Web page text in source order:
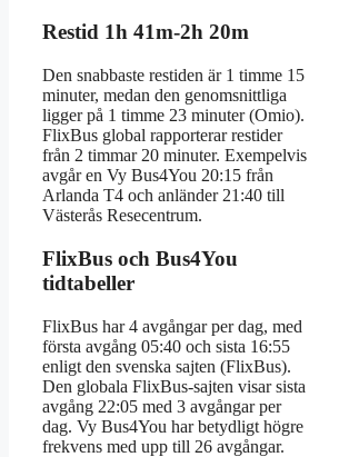
Restid 1h 41m-2h 20m
Den snabbaste restiden är 1 timme 15
minuter, medan den genomsnittliga
ligger på 1 timme 23 minuter (Omio).
FlixBus global rapporterar restider
från 2 timmar 20 minuter. Exempelvis
avgår en Vy Bus4You 20:15 från
Arlanda T4 och anländer 21:40 till
Västerås Resecentrum.
FlixBus och Bus4You
tidtabeller
FlixBus har 4 avgångar per dag, med
första avgång 05:40 och sista 16:55
enligt den svenska sajten (FlixBus).
Den globala FlixBus-sajten visar sista
avgång 22:05 med 3 avgångar per
dag. Vy Bus4You har betydligt högre
frekvens med upp till 26 avgångar.